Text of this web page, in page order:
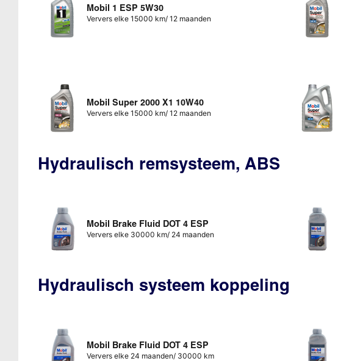
Mobil 1 ESP 5W30
Ververs elke 15000 km/ 12 maanden
Mobil Super 2000 X1 10W40
Ververs elke 15000 km/ 12 maanden
Hydraulisch remsysteem, ABS
Mobil Brake Fluid DOT 4 ESP
Ververs elke 30000 km/ 24 maanden
Hydraulisch systeem koppeling
Mobil Brake Fluid DOT 4 ESP
Ververs elke 24 maanden/ 30000 km